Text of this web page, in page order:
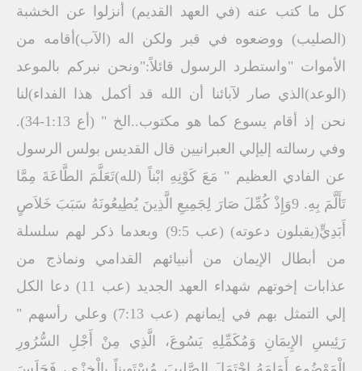
كل ما كتب عنه (في العهد القديم) أنزلوا عن الخشبة
(الصليب) ووضعوه في قبر ولكن اله (الآب)أقامه من
الأموات "واستطرد الرسول قائلاً:"ونحن نبركم بالموعد
(الوعد)الذي صار لآبائنا أن الله قد أكمل هذا الفداء)لنا
نحن إذ أقام يسوع كما هو مكتوب..الخ " (أع 1:13-34).
وفي رسالته إليإلي العبرانيين قال القديس بولس الرسول
عن الفادي العظيم " مَعَ كَوْنِهِ ابْناً (لله)تَعَلَّمَ الطَّاعَةَ مِمَّا
تَأَلَّمَ بِهِ. 9وَإِذْ كُمِّلَ صَارَ لِجَمِيعِ الَّذِينَ يُطِيعُونَهُ سَبَبَ خَلاَصٍ
أَبَدِيٍّ(يقبلون دعوته) (عب 9:5) وبعدما ذكر لهم سلسلة
من أبطال الإيمان من أنبيائهم القدامي ونماذج من
عذابات إخوتهم شهداء العهد الجديد (عب 11) دعا الكل
إلي التمثل بهم في إيمانهم (عب 7:13) وعلي رأسهم "
رَئِيسِ الإِيمَانِ وَمُكَمِّلِهِ يَسُوعَ، الَّذِي مِنْ أَجْلِ السُّرُورِ